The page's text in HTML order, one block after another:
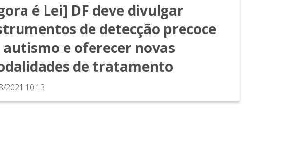
é Lei] DF deve divulgar
de detecção precoce
autismo e oferecer novas
de tratamento
2021 10:13